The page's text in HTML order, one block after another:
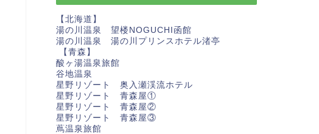
【北海道】
湯の川温泉 望楼NOGUCHI函館
湯の川温泉 湯の川プリンスホテル渚亭
【青森】
酸ヶ湯温泉旅館
谷地温泉
星野リゾート 奥入瀬渓流ホテル
星野リゾート 青森屋①
星野リゾート 青森屋②
星野リゾート 青森屋③
蔦温泉旅館